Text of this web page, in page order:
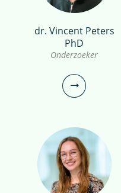
Femke de Boer MSc
PhD candidate
femke.de.boer@kwrwater.nl
bekijk profiel
dr. Vincent Peters
PhD
Onderzoeker